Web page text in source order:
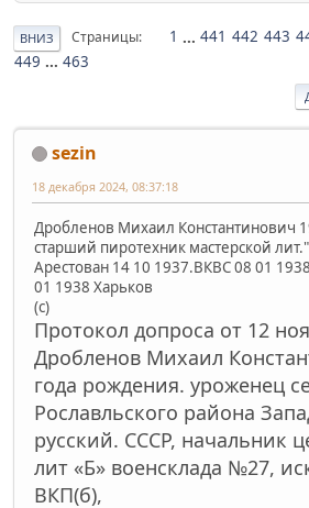
ВНИЗ Страницы 1 ... 441 442 443
449 ... 463
sezin
18 декабря 2024, 08:37:18
Дробленов Михаил Константинович
старший пиротехник мастерской
Арестован 14 10 1937.ВКВС 08 01
01 1938 Харьков
(с)
Протокол допроса от 12
Дробленов Михаил
года рождения. уроженец
Рославльского района
русский. СССР, начальник
лит «Б» военсклада №27,
ВКП(б),